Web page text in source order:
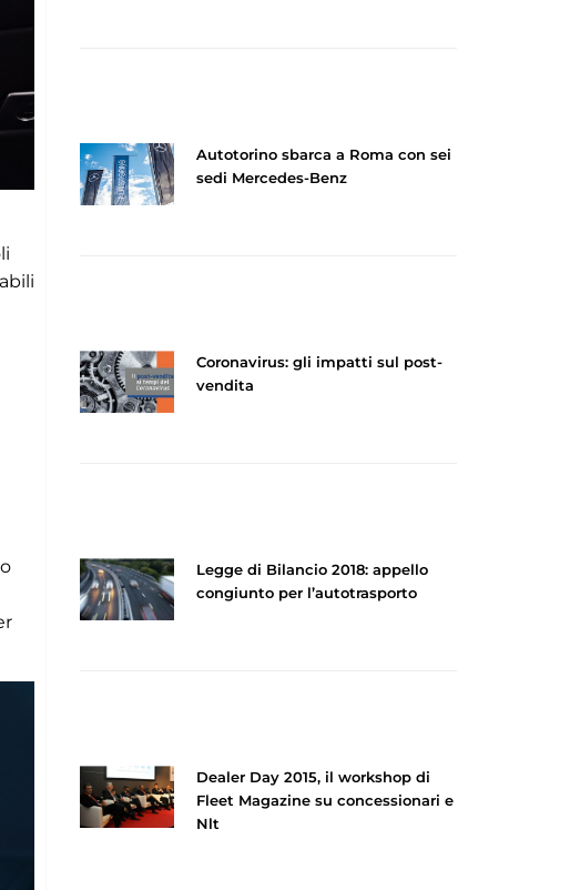
Autotorino sbarca a Roma con sei
sedi Mercedes-Benz
Coronavirus: gli impatti sul post-
vendita
Legge di Bilancio 2018: appello
congiunto per l’autotrasporto
Dealer Day 2015, il workshop di
Fleet Magazine su concessionari e
Nlt